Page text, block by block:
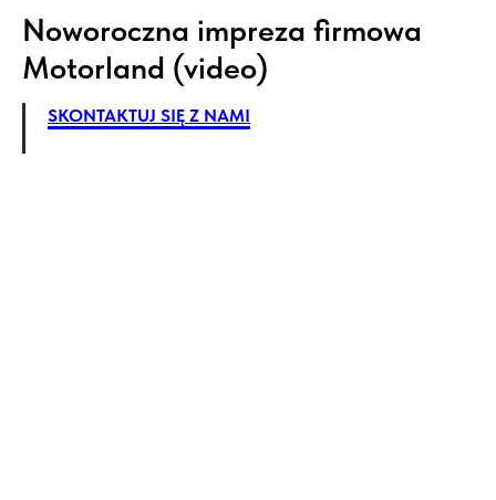
Noworoczna impreza firmowa
Motorland (video)
SKONTAKTUJ SIĘ Z NAMI